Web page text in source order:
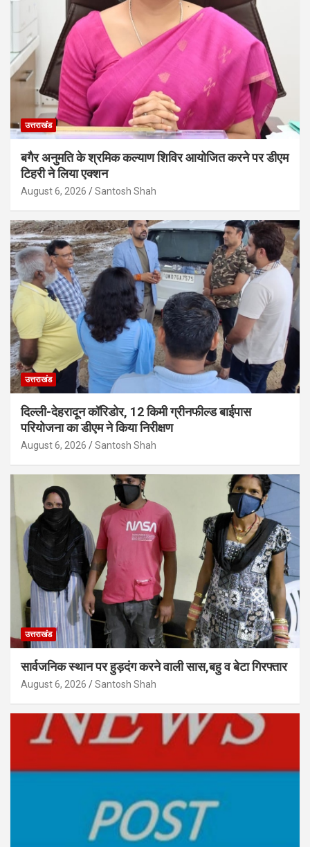
उत्तराखंड
बगैर अनुमति के श्रमिक कल्याण शिविर आयोजित करने पर डीएम
टिहरी ने लिया एक्शन
August 6, 2026 Santosh Shah
उत्तराखंड
दिल्ली-देहरादून कॉरिडोर, 12 किमी ग्रीनफील्ड बाईपास
परियोजना का डीएम ने किया निरीक्षण
August 6, 2026 Santosh Shah
उत्तराखंड
सार्वजनिक स्थान पर हुड़दंग करने वाली सास,बहु व बेटा गिरफ्तार
August 6, 2026 Santosh Shah